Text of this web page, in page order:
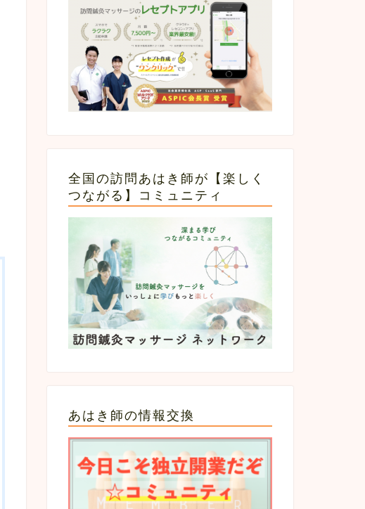
全国の訪問あはき師が【楽しく
つながる】コミュニティ
あはき師の情報交換